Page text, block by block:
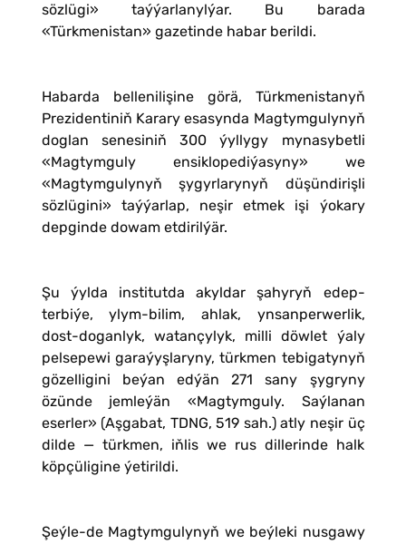
sözlügi» taýýarlanylýar. Bu barada
«Türkmenistan» gazetinde habar berildi.
Habarda bellenilişine görä, Türkmenistanyň
Prezidentiniň Karary esasynda Magtymgulynyň
doglan senesiniň 300 ýyllygy mynasybetli
«Magtymguly ensiklopediýasyny» we
«Magtymgulynyň şygyrlarynyň düşündirişli
sözlügini» taýýarlap, neşir etmek işi ýokary
depginde dowam etdirilýär.
Şu ýylda institutda akyldar şahyryň edep-
terbiýe, ylym-bilim, ahlak, ynsanperwerlik,
dost-doganlyk, watançylyk, milli döwlet ýaly
pelsepewi garaýyşlaryny, türkmen tebigatynyň
gözelligini beýan edýän 271 sany şygryny
özünde jemleýän «Magtymguly. Saýlanan
eserler» (Aşgabat, TDNG, 519 sah.) atly neşir üç
dilde — türkmen, iňlis we rus dillerinde halk
köpçüligine ýetirildi.
Şeýle-de Magtymgulynyň we beýleki nusgawy